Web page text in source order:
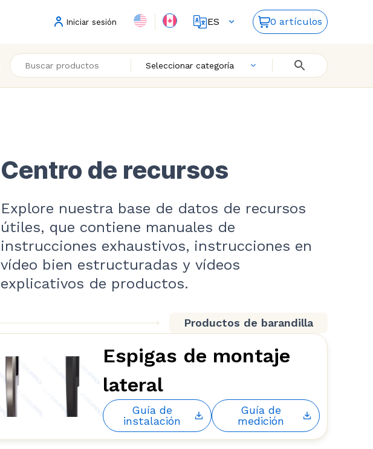
Iniciar sesión
ES
EN
0 artículos
Seleccionar categoría
Centro de recursos
Explore nuestra base de datos de recursos
útiles, que contiene manuales de
instrucciones exhaustivos, instrucciones en
vídeo bien estructuradas y vídeos
explicativos de productos.
Productos de barandilla
Espigas de montaje
lateral
Guía de
instalación
Guía de
medición